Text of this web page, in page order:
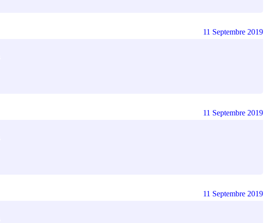
11 Septembre 2019
11 Septembre 2019
11 Septembre 2019